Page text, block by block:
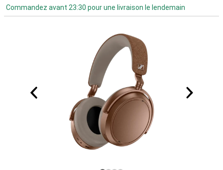
Commandez avant 23:30 pour une livraison le lendemain